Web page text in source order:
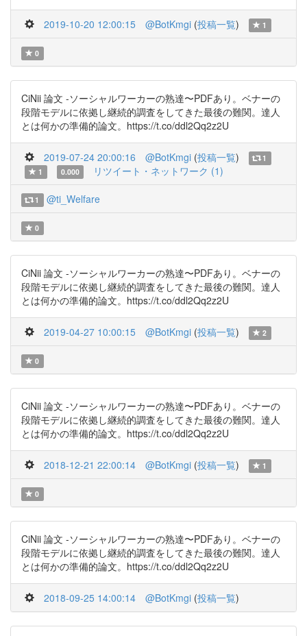
2019-10-20 12:00:15 @BotKmgi (投稿一覧) 1
0
CiNii 論文 -ソーシャルワーカーの熟達〜PDFあり。ベナーの
段階モデルに依拠し継続的調査をしてきた最後の難関。達人
とは何かの準備的論文。https://t.co/ddl2Qq2z2U
2019-07-24 20:00:16 @BotKmgi (投稿一覧)
1
1
0.000 リツイート・ネットワーク (1)
1 @ti_Welfare
0
CiNii 論文 -ソーシャルワーカーの熟達〜PDFあり。ベナーの
段階モデルに依拠し継続的調査をしてきた最後の難関。達人
とは何かの準備的論文。https://t.co/ddl2Qq2z2U
2019-04-27 10:00:15 @BotKmgi (投稿一覧) 2
0
CiNii 論文 -ソーシャルワーカーの熟達〜PDFあり。ベナーの
段階モデルに依拠し継続的調査をしてきた最後の難関。達人
とは何かの準備的論文。https://t.co/ddl2Qq2z2U
2018-12-21 22:00:14 @BotKmgi (投稿一覧) 1
0
CiNii 論文 -ソーシャルワーカーの熟達〜PDFあり。ベナーの
段階モデルに依拠し継続的調査をしてきた最後の難関。達人
とは何かの準備的論文。https://t.co/ddl2Qq2z2U
2018-09-25 14:00:14 @BotKmgi (投稿一覧)